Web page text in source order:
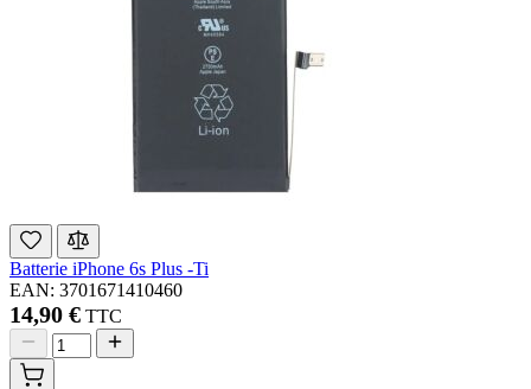
Batterie iPhone 6s Plus -Ti
EAN: 3701671410460
14,90 € TTC